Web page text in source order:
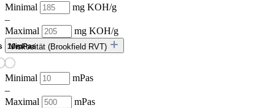
Minimal
mg KOH/g
–
Maximal
mg KOH/g
Viskosität (Brookfield RVT)
Minimal
mPas
–
Maximal
mPas